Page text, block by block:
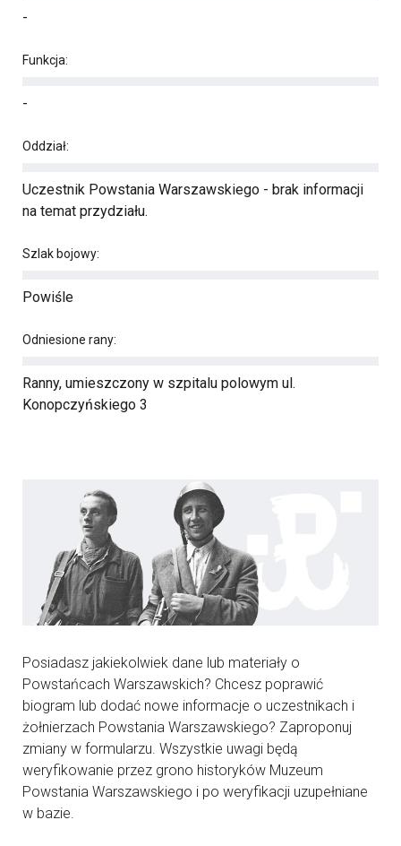
-
Funkcja:
-
Oddział:
Uczestnik Powstania Warszawskiego - brak informacji
na temat przydziału.
Szlak bojowy:
Powiśle
Odniesione rany:
Ranny, umieszczony w szpitalu polowym ul.
Konopczyńskiego 3
Posiadasz jakiekolwiek dane lub materiały o
Powstańcach Warszawskich? Chcesz poprawić
biogram lub dodać nowe informacje o uczestnikach i
żołnierzach Powstania Warszawskiego? Zaproponuj
zmiany w formularzu. Wszystkie uwagi będą
weryfikowanie przez grono historyków Muzeum
Powstania Warszawskiego i po weryfikacji uzupełniane
w bazie.